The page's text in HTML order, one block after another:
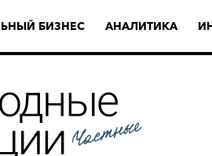
БИЗНЕС АНАЛИТИКА